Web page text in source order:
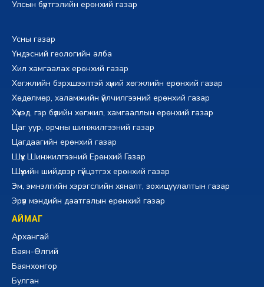
Улсын бүртгэлийн ерөнхий газар
Усны газар
Үндэсний геологийн алба
Хил хамгаалах ерөнхий газар
Хөгжлийн бэрхшээлтэй хүний хөгжлийн ерөнхий газар
Хөдөлмөр, халамжийн үйлчилгээний ерөнхий газар
Хүүхэд, гэр бүлийн хөгжил, хамгааллын ерөнхий газар
Цаг уур, орчны шинжилгээний газар
Цагдаагийн ерөнхий газар
Шүүх Шинжилгээний Ерөнхий Газар
Шүүхийн шийдвэр гүйцэтгэх ерөнхий газар
Эм, эмнэлгийн хэрэгслийн хяналт, зохицуулалтын газар
Эрүүл мэндийн даатгалын ерөнхий газар
АЙМАГ
Архангай
Баян-Өлгий
Баянхонгор
Булган